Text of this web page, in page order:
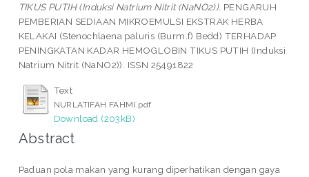
TIKUS PUTIH (Induksi Natrium Nitrit (NaNO2)). PENGARUH
PEMBERIAN SEDIAAN MIKROEMULSI EKSTRAK HERBA
KELAKAI (Stenochlaena paluris (Burm.f) Bedd) TERHADAP
PENINGKATAN KADAR HEMOGLOBIN TIKUS PUTIH (Induksi
Natrium Nitrit (NaNO2)). ISSN 25491822
Text
NURLATIFAH FAHMI.pdf
Download (203kB)
Abstract
Paduan pola makan yang kurang diperhatikan dengan gaya